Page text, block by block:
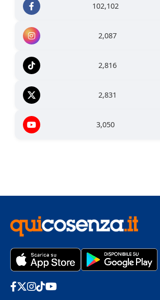
102,102
2,087
2,816
2,831
3,050